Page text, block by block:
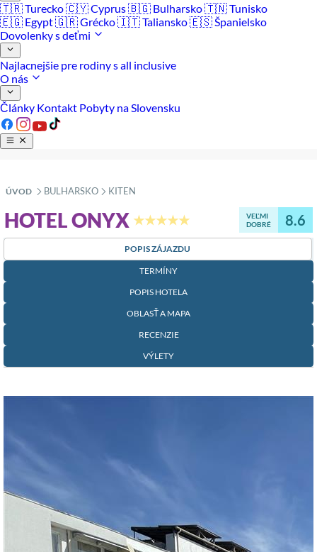
🇹🇷 Turecko🇨🇾 Cyprus🇧🇬 Bulharsko🇹🇳 Tunisko
🇪🇬 Egypt🇬🇷 Grécko🇮🇹 Taliansko🇪🇸 Španielsko
Dovolenky s deťmi
Najlacnejšie pre rodiny s all inclusive
O nás
Články Kontakt Pobyty na Slovensku
ÚVOD »
BULHARSKO »
KITEN
HOTEL ONYX ★★★★★
VEĽMI
DOBRÉ
8.6
POPIS ZÁJAZDU
TERMÍNY
POPIS HOTELA
OBLASŤ A MAPA
RECENZIE
VÝLETY